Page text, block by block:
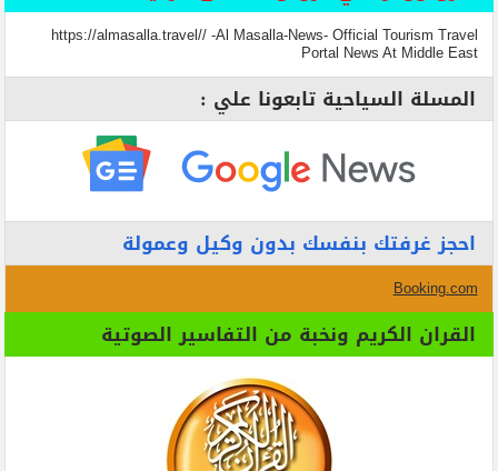
https://almasalla.travel// -Al Masalla-News- Official Tourism Travel
Portal News At Middle East
المسلة السياحية تابعونا علي :
احجز غرفتك بنفسك بدون وكيل وعمولة
Booking.com
القران الكريم ونخبة من التفاسير الصوتية